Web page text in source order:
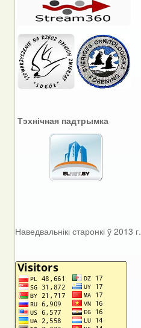
Тэхнічная падтрымка
Наведвальнікі старонкі ў 2013 г.